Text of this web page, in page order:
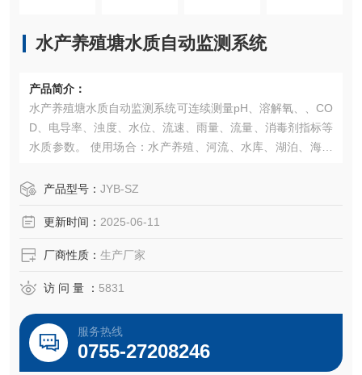
水产养殖塘水质自动监测系统
产品简介：
水产养殖塘水质自动监测系统可连续测量pH、溶解氧、、CO
D、电导率、浊度、水位、流速、雨量、流量、消毒剂指标等
水质参数。 使用场合：水产养殖、河流、水库、湖泊、海洋
事故预警，生态环境评价等。
产品型号： JYB-SZ
更新时间： 2025-06-11
厂商性质： 生产厂家
访 问 量 ： 5831
服务热线
0755-27208246